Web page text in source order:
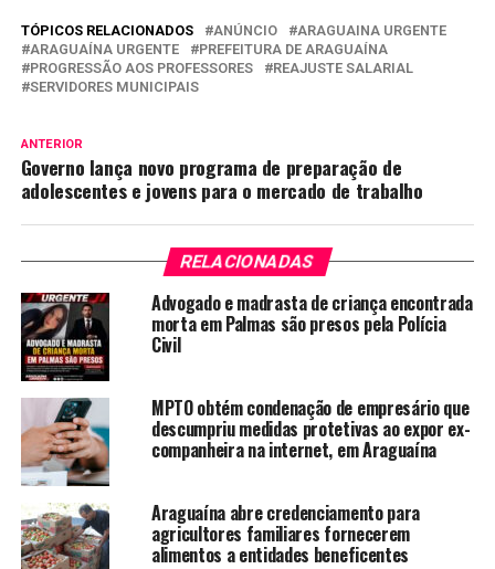
TÓPICOS RELACIONADOS ANÚNCIO
ARAGUAINA URGENTE
ARAGUAÍNA URGENTE
PREFEITURA DE ARAGUAÍNA
PROGRESSÃO AOS PROFESSORES
REAJUSTE SALARIAL
SERVIDORES MUNICIPAIS
ANTERIOR
Governo lança novo programa de preparação de
adolescentes e jovens para o mercado de trabalho
RELACIONADAS
Advogado e madrasta de criança encontrada
morta em Palmas são presos pela Polícia
Civil
MPTO obtém condenação de empresário que
descumpriu medidas protetivas ao expor ex-
companheira na internet, em Araguaína
Araguaína abre credenciamento para
agricultores familiares fornecerem
alimentos a entidades beneficentes